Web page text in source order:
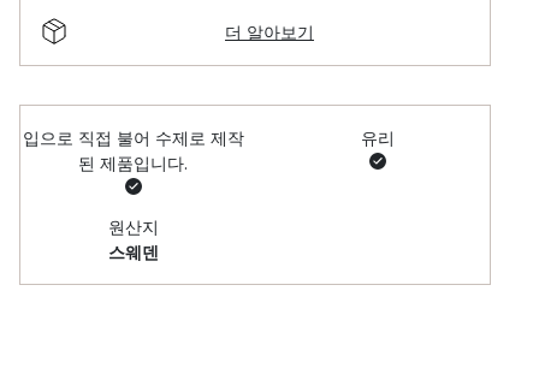
더 알아보기
입으로 직접 불어 수제로 제작
된 제품입니다.
유리
원산지
스웨덴